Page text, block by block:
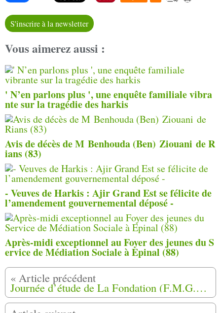
S'inscrire à la newsletter
Vous aimerez aussi :
' N’en parlons plus ', une enquête familiale vibra
nte sur la tragédie des harkis
Avis de décès de M Benhouda (Ben) Ziouani de R
ians (83)
- Veuves de Harkis : Ajir Grand Est se félicite de
l’amendement gouvernemental déposé -
Après-midi exceptionnel au Foyer des jeunes du S
ervice de Médiation Sociale à Epinal (88)
Journée d’étude de La Fondation (F.M.G.A.C.M.T) le jeudi 22 septembre 2022 à l'Auditorium Austerlitz, Musée de l'Armée à Paris